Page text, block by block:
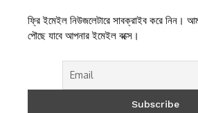
ফ্রি ইমেইল নিউজলেটারে সাবক্রাইব করে নিন।
পৌছে যাবে আপনার ইমেইল বক্সে।